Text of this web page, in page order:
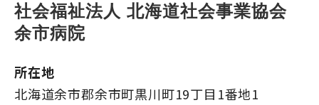
社会福祉法人 北海道社会事業協会
余市病院
所在地
北海道余市郡余市町黒川町19丁目1番地1